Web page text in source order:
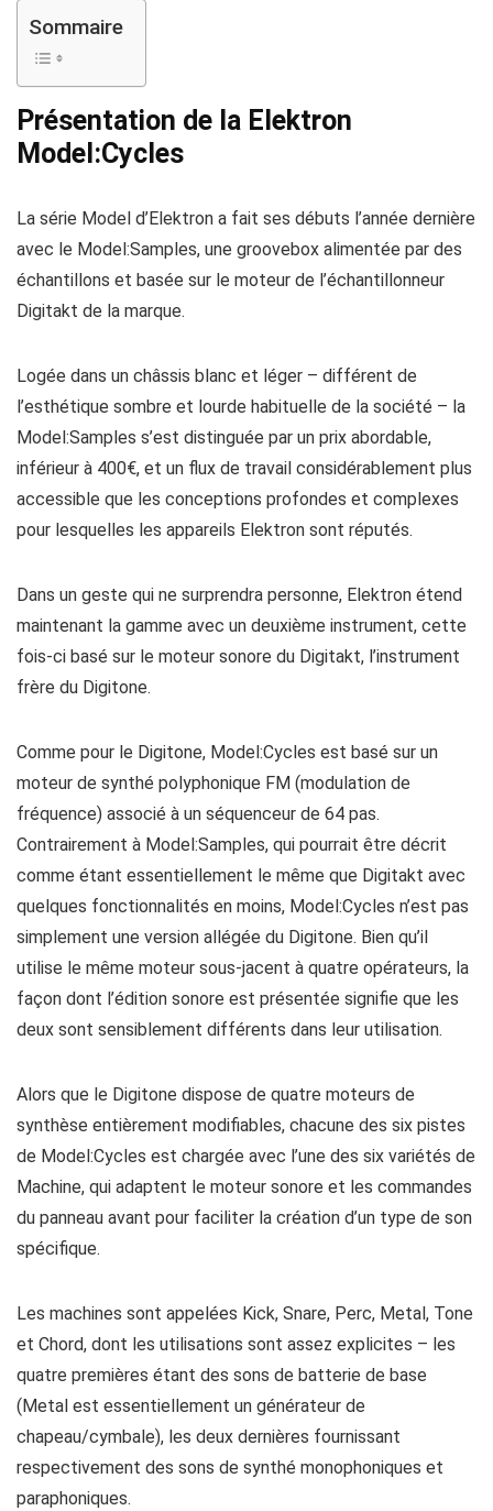
Sommaire
Présentation de la Elektron
Model:Cycles
La série Model d’Elektron a fait ses débuts l’année dernière
avec le Model:Samples, une groovebox alimentée par des
échantillons et basée sur le moteur de l’échantillonneur
Digitakt de la marque.
Logée dans un châssis blanc et léger – différent de
l’esthétique sombre et lourde habituelle de la société – la
Model:Samples s’est distinguée par un prix abordable,
inférieur à 400€, et un flux de travail considérablement plus
accessible que les conceptions profondes et complexes
pour lesquelles les appareils Elektron sont réputés.
Dans un geste qui ne surprendra personne, Elektron étend
maintenant la gamme avec un deuxième instrument, cette
fois-ci basé sur le moteur sonore du Digitakt, l’instrument
frère du Digitone.
Comme pour le Digitone, Model:Cycles est basé sur un
moteur de synthé polyphonique FM (modulation de
fréquence) associé à un séquenceur de 64 pas.
Contrairement à Model:Samples, qui pourrait être décrit
comme étant essentiellement le même que Digitakt avec
quelques fonctionnalités en moins, Model:Cycles n’est pas
simplement une version allégée du Digitone. Bien qu’il
utilise le même moteur sous-jacent à quatre opérateurs, la
façon dont l’édition sonore est présentée signifie que les
deux sont sensiblement différents dans leur utilisation.
Alors que le Digitone dispose de quatre moteurs de
synthèse entièrement modifiables, chacune des six pistes
de Model:Cycles est chargée avec l’une des six variétés de
Machine, qui adaptent le moteur sonore et les commandes
du panneau avant pour faciliter la création d’un type de son
spécifique.
Les machines sont appelées Kick, Snare, Perc, Metal, Tone
et Chord, dont les utilisations sont assez explicites – les
quatre premières étant des sons de batterie de base
(Metal est essentiellement un générateur de
chapeau/cymbale), les deux dernières fournissant
respectivement des sons de synthé monophoniques et
paraphoniques.